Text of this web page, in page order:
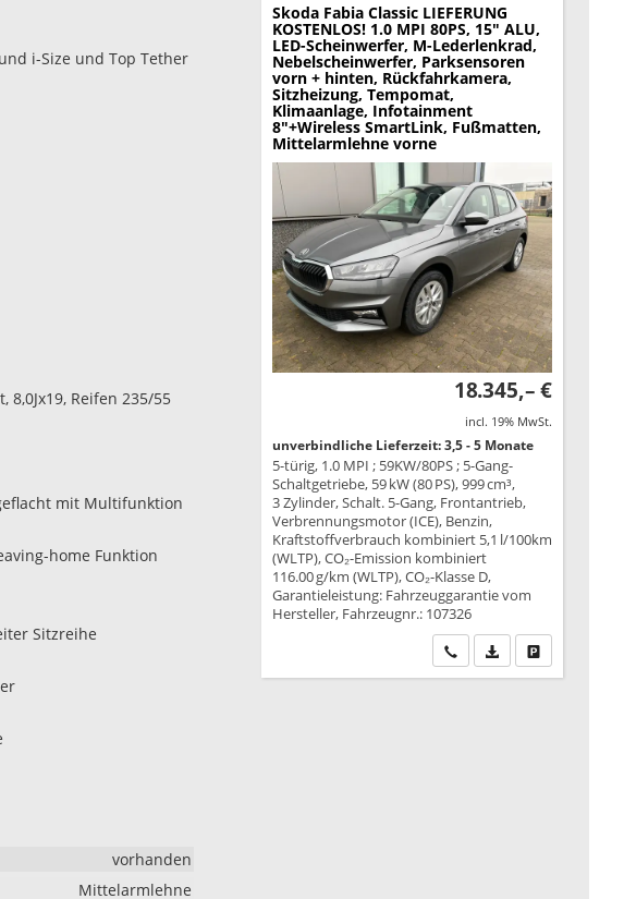
i-Size und Top Tether
Reifen 235/55
mit Multifunktion
home Funktion
Sitzreihe
vorhanden
Mittelarmlehne
Skoda Fabia Classic LIEFERUNG
KOSTENLOS! 1.0 MPI 80PS, 15" ALU,
LED-Scheinwerfer, M-Lederlenkrad,
Nebelscheinwerfer, Parksensoren
vorn + hinten, Rückfahrkamera,
Sitzheizung, Tempomat,
Klimaanlage, Infotainment
8"+Wireless SmartLink, Fußmatten,
Mittelarmlehne vorne
18.345,– €
incl. 19% MwSt.
unverbindliche Lieferzeit: 3,5 - 5 Monate
5-türig, 1.0 MPI ; 59KW/80PS ; 5-Gang-
Schaltgetriebe, 59 kW (80 PS), 999 cm³,
3 Zylinder, Schalt. 5-Gang, Frontantrieb,
Verbrennungsmotor (ICE), Benzin,
Kraftstoffverbrauch kombiniert 5,1 l/100km
(WLTP), CO₂-Emission kombiniert
116.00 g/km (WLTP), CO₂-Klasse D,
Garantieleistung: Fahrzeuggarantie vom
Hersteller, Fahrzeugnr.: 107326
Wir rufen Sie an
PDF-Datei,Drucken,